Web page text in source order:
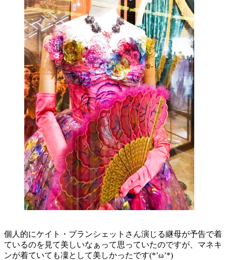
個人的にケイト・ブランシェットさん演じる継母が予告で着
ているのを見て美しいなぁって思っていたのですが、マネキ
ンが着ていても凜として美しかったです(*’ω’*)